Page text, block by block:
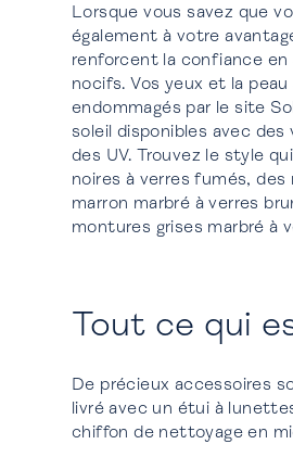
Lorsque vous savez que
également à votre
renforcent la confiance
nocifs. Vos yeux et la
endommagés par le site
soleil disponibles avec
des UV. Trouvez le style
noires à verres fumés,
marron marbré à verres
montures grises marbré à
Tout ce qui
De précieux accessoires
livré avec un étui à
chiffon de nettoyage en